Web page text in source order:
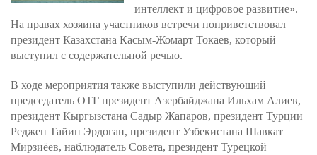
интеллект и цифровое развитие».
На правах хозяина участников встречи поприветствовал
президент Казахстана Касым-Жомарт Токаев, который
выступил с содержательной речью.
В ходе мероприятия также выступили действующий
председатель ОТГ президент Азербайджана Ильхам Алиев,
президент Кыргызстана Садыр Жапаров, президент Турции
Реджеп Тайип Эрдоган, президент Узбекистана Шавкат
Мирзиёев, наблюдатель Совета, президент Турецкой